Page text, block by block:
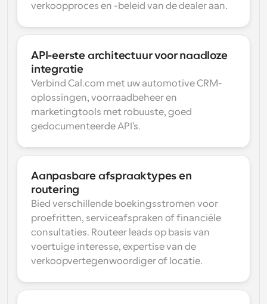
verkoopproces en -beleid van de dealer aan.
API-eerste architectuur voor naadloze
integratie
Verbind Cal.com met uw automotive CRM-
oplossingen, voorraadbeheer en
marketingtools met robuuste, goed
gedocumenteerde API's.
Aanpasbare afspraaktypes en
routering
Bied verschillende boekingsstromen voor
proefritten, serviceafspraken of financiële
consultaties. Routeer leads op basis van
voertuige interesse, expertise van de
verkoopvertegenwoordiger of locatie.